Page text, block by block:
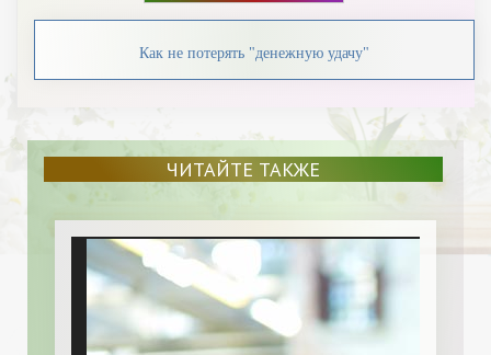
Как не потерять "денежную удачу"
ЧИТАЙТЕ ТАКЖЕ